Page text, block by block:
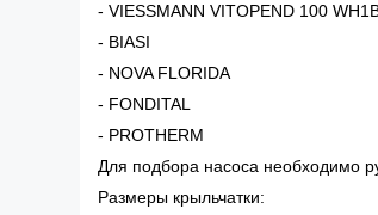
- VIESSMANN VITOPEND 100
- BIASI
- NOVA FLORIDA
- FONDITAL
- PROTHERM
Для подбора насоса необходимо
Размеры крыльчатки: